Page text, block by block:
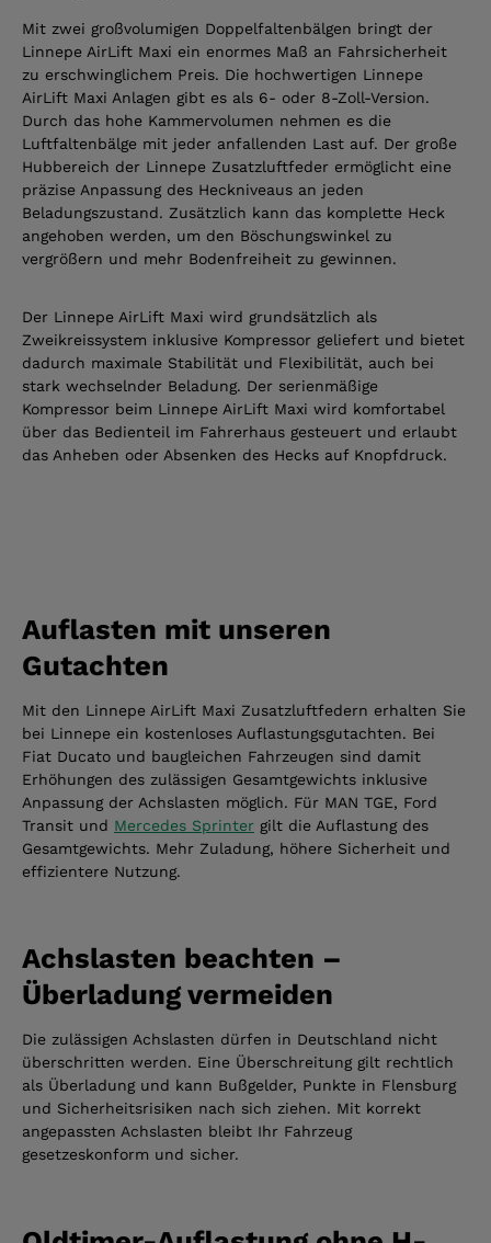
Mit zwei großvolumigen Doppelfaltenbälgen bringt der
Linnepe AirLift Maxi ein enormes Maß an Fahrsicherheit
zu erschwinglichem Preis. Die hochwertigen Linnepe
AirLift Maxi Anlagen gibt es als 6- oder 8-Zoll-Version.
Durch das hohe Kammervolumen nehmen es die
Luftfalten­bälge mit jeder anfallenden Last auf. Der große
Hubbereich der Linnepe Zusatzluftfeder ermöglicht eine
präzise Anpassung des Heckniveaus an jeden
Beladungszustand. Zusätzlich kann das komplette Heck
angehoben werden, um den Böschungswinkel zu
vergrößern und mehr Bodenfreiheit zu gewinnen.
Der Linnepe AirLift Maxi wird grundsätzlich als
Zweikreissystem inklusive Kompressor geliefert und bietet
dadurch maximale Stabilität und Flexibilität, auch bei
stark wechselnder Beladung. Der serienmäßige
Kompressor beim Linnepe AirLift Maxi wird komfortabel
über das Bedienteil im Fahrerhaus gesteuert und erlaubt
das Anheben oder Absenken des Hecks auf Knopfdruck.
Auflasten mit unseren
Gutachten
Mit den Linnepe AirLift Maxi Zusatzluftfedern erhalten Sie
bei Linnepe ein kostenloses Auflastungsgutachten. Bei
Fiat Ducato und baugleichen Fahrzeugen sind damit
Erhöhungen des zulässigen Gesamtgewichts inklusive
Anpassung der Achslasten möglich. Für MAN TGE, Ford
Transit und Mercedes Sprinter gilt die Auflastung des
Gesamtgewichts. Mehr Zuladung, höhere Sicherheit und
effizientere Nutzung.
Achslasten beachten –
Überladung vermeiden
Die zulässigen Achslasten dürfen in Deutschland nicht
überschritten werden. Eine Überschreitung gilt rechtlich
als Überladung und kann Bußgelder, Punkte in Flensburg
und Sicherheitsrisiken nach sich ziehen. Mit korrekt
angepassten Achslasten bleibt Ihr Fahrzeug
gesetzeskonform und sicher.